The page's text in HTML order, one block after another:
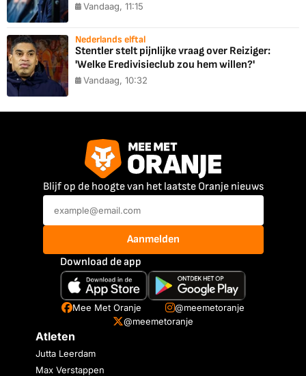
Vandaag, 11:15
Nederlands elftal
Stentler stelt pijnlijke vraag over Reiziger:
'Welke Eredivisieclub zou hem willen?'
Vandaag, 10:32
Blijf op de hoogte van het laatste Oranje nieuws
Aanmelden
Download de app
Mee Met Oranje
@meemetoranje
@meemetoranje
Atleten
Jutta Leerdam
Max Verstappen